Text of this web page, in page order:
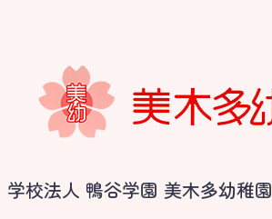
学校法人 鴨谷学園 美木多幼稚園